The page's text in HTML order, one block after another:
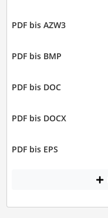
PDF bis AZW3
PDF bis BMP
PDF bis DOC
PDF bis DOCX
PDF bis EPS